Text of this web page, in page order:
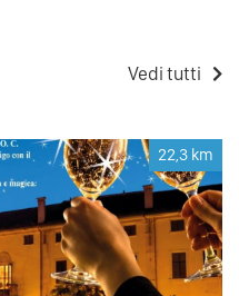
Vedi tutti
22,3 km